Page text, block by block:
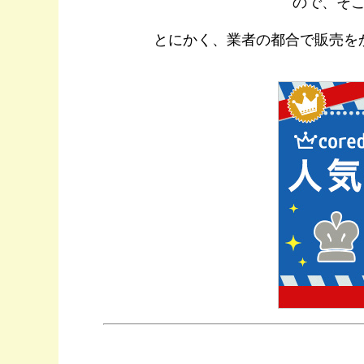
とにかく、業者の都合で販売